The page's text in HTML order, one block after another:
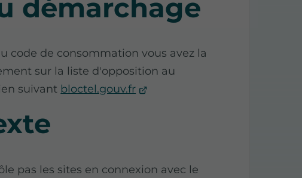
démarchage
code de consommation vous avez la
sur la liste d'opposition au
suivant bloctel.gouv.fr
pas les sites en connexion avec le